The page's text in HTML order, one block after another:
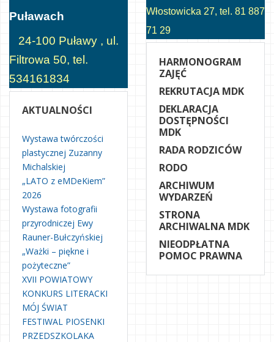
Puławach
24-100 Puławy , ul.
Filtrowa 50, tel.
534161834
AKTUALNOŚCI
Wystawa twórczości
plastycznej Zuzanny
Michalskiej
„LATO z eMDeKiem”
2026
Wystawa fotografii
przyrodniczej Ewy
Rauner-Bułczyńskiej
„Ważki – piękne i
pożyteczne”
XVII POWIATOWY
KONKURS LITERACKI
MÓJ ŚWIAT
FESTIWAL PIOSENKI
PRZEDSZKOLAKA
Włostowicka 27, tel. 81 887
71 29
HARMONOGRAM
ZAJĘĆ
REKRUTACJA MDK
DEKLARACJA
DOSTĘPNOŚCI
MDK
RADA RODZICÓW
RODO
ARCHIWUM
WYDARZEŃ
STRONA
ARCHIWALNA MDK
NIEODPŁATNA
POMOC PRAWNA